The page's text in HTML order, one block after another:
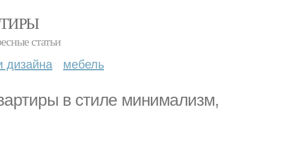
статьи
дизайна мебель
в стиле минимализм,